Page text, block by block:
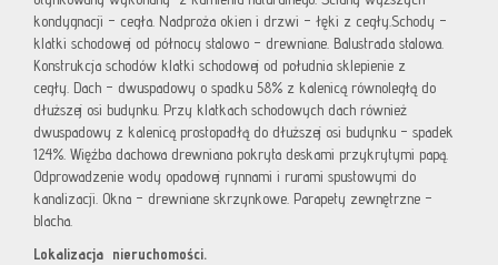
kondygnacji – cegła. Nadproża okien i drzwi – łęki z cegły.Schody –
klatki schodowej od północy stalowo – drewniane. Balustrada stalowa.
Konstrukcja schodów klatki schodowej od południa sklepienie z
cegły. Dach – dwuspadowy o spadku 58% z kalenicą równoległą do
dłuższej osi budynku. Przy klatkach schodowych dach również
dwuspadowy z kalenicą prostopadłą do dłuższej osi budynku – spadek
124%. Więźba dachowa drewniana pokryta deskami przykrytymi papą.
Odprowadzenie wody opadowej rynnami i rurami spustowymi do
kanalizacji. Okna – drewniane skrzynkowe. Parapety zewnętrzne –
blacha.
Lokalizacja nieruchomości.